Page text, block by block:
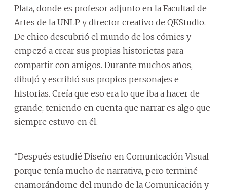
Plata, donde es profesor adjunto en la Facultad de
Artes de la UNLP y director creativo de QKStudio.
De chico descubrió el mundo de los cómics y
empezó a crear sus propias historietas para
compartir con amigos. Durante muchos años,
dibujó y escribió sus propios personajes e
historias. Creía que eso era lo que iba a hacer de
grande, teniendo en cuenta que narrar es algo que
siempre estuvo en él.
“Después estudié Diseño en Comunicación Visual
porque tenía mucho de narrativa, pero terminé
enamorándome del mundo de la Comunicación y